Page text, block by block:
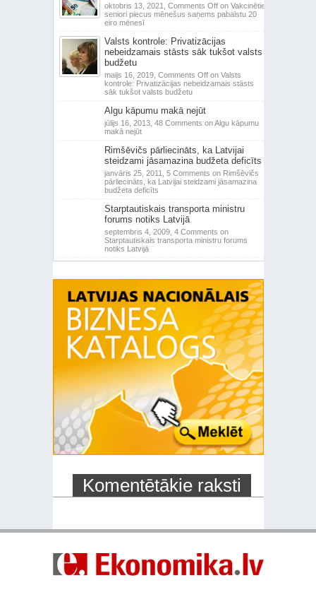
oktobris 13, 2021, Comments Offon Vakcinētie
seniori piecus mēnešus saņems pabalstu 20
eiro mēnesī
Valsts kontrole: Privatizācijas
nebeidzamais stāsts sāk tukšot valsts
budžetu
maijs 16, 2019, Comments Offon Valsts
kontrole: Privatizācijas nebeidzamais stāsts
sāk tukšot valsts budžetu
Algu kāpumu makā nejūt
jūlijs 16, 2013, 48 Comments on Algu kāpumu
makā nejūt
Rimšēvičs pārliecināts, ka Latvijai
steidzami jāsamazina budžeta deficīts
janvāris 25, 2011, 5 Comments on Rimšēvičs
pārliecināts, ka Latvijai steidzami jāsamazina
budžeta deficīts
Starptautiskais transporta ministru
forums notiks Latvijā
septembris 4, 2009, 4 Comments on
Starptautiskais transporta ministru forums
notiks Latvijā
Komentētākie raksti